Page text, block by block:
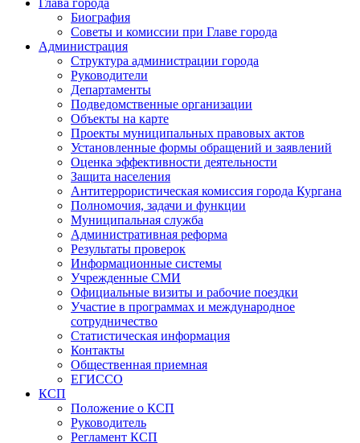
Глава города
Биография
Советы и комиссии при Главе города
Администрация
Структура администрации города
Руководители
Департаменты
Подведомственные организации
Объекты на карте
Проекты муниципальных правовых актов
Установленные формы обращений и заявлений
Оценка эффективности деятельности
Защита населения
Антитеррористическая комиссия города Кургана
Полномочия, задачи и функции
Муниципальная служба
Административная реформа
Результаты проверок
Информационные системы
Учрежденные СМИ
Официальные визиты и рабочие поездки
Участие в программах и международное
сотрудничество
Статистическая информация
Контакты
Общественная приемная
ЕГИССО
КСП
Положение о КСП
Руководитель
Регламент КСП